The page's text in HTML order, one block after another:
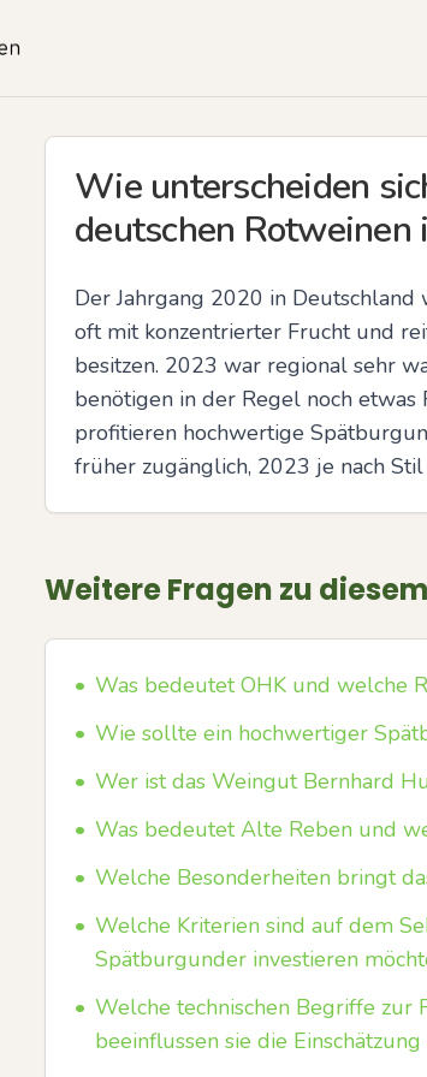
Wie unterscheiden
deutschen Rotweinen
Der Jahrgang 2020 in
oft mit konzentrierter Frucht und
besitzen. 2023 war regional sehr
benötigen in der Regel noch etwas
profitieren hochwertige
früher zugänglich, 2023 je nach
Weitere Fragen zu
• Was bedeutet OHK und welche
• Wie sollte ein hochwertiger
• Wer ist das Weingut Bernhard
• Was bedeutet Alte Reben und
• Welche Besonderheiten bringt
• Welche Kriterien sind auf dem
Spätburgunder investieren
• Welche technischen Begriffe
beeinflussen sie die